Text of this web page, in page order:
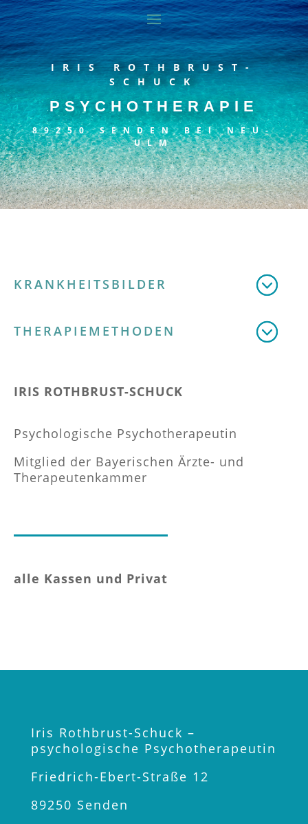
IRIS ROTHBRUST-
SCHUCK
PSYCHOTHERAPIE
89250 SENDEN BEI NEU-
ULM
KRANKHEITSBILDER
THERAPIEMETHODEN
IRIS ROTHBRUST-SCHUCK
Psychologische Psychotherapeutin
Mitglied der Bayerischen Ärzte- und
Therapeutenkammer
alle Kassen und Privat
Iris Rothbrust-Schuck –
psychologische Psychotherapeutin
Friedrich-Ebert-Straße 12
89250 Senden